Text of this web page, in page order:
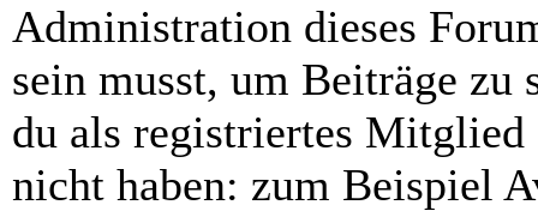
Administration dieses
sein musst, um Beiträge
du als registriertes Mitglied
nicht haben: zum Beispiel